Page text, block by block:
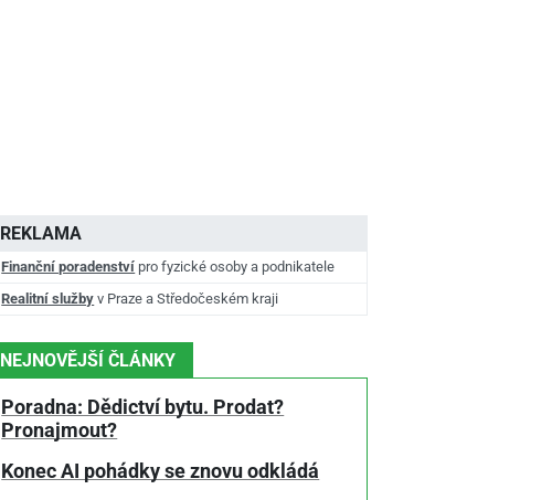
REKLAMA
Finanční poradenství pro fyzické osoby a podnikatele
Realitní služby v Praze a Středočeském kraji
NEJNOVĚJŠÍ ČLÁNKY
Poradna: Dědictví bytu. Prodat?
Pronajmout?
Konec AI pohádky se znovu odkládá